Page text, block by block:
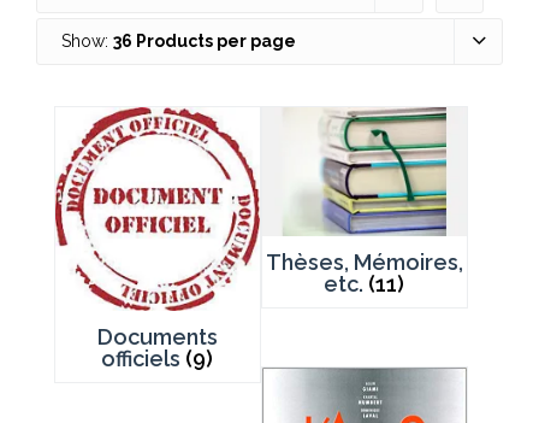
Show: 36 Products per page
Documents
officiels (9)
Thèses, Mémoires,
etc. (11)